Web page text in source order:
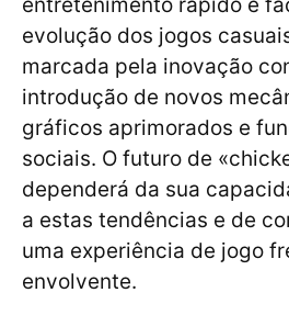
entretenimento rápido e
evolução dos jogos
marcada pela inovação
introdução de novos
gráficos aprimorados e
sociais. O futuro de
dependerá da sua
a estas tendências e de
uma experiência de jogo
envolvente.